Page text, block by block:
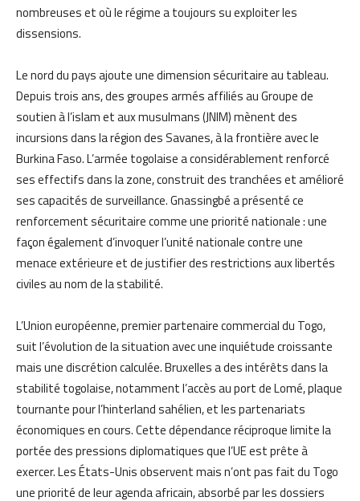
nombreuses et où le régime a toujours su exploiter les
dissensions.
Le nord du pays ajoute une dimension sécuritaire au tableau.
Depuis trois ans, des groupes armés affiliés au Groupe de
soutien à l’islam et aux musulmans (JNIM) mènent des
incursions dans la région des Savanes, à la frontière avec le
Burkina Faso. L’armée togolaise a considérablement renforcé
ses effectifs dans la zone, construit des tranchées et amélioré
ses capacités de surveillance. Gnassingbé a présenté ce
renforcement sécuritaire comme une priorité nationale : une
façon également d’invoquer l’unité nationale contre une
menace extérieure et de justifier des restrictions aux libertés
civiles au nom de la stabilité.
L’Union européenne, premier partenaire commercial du Togo,
suit l’évolution de la situation avec une inquiétude croissante
mais une discrétion calculée. Bruxelles a des intérêts dans la
stabilité togolaise, notamment l’accès au port de Lomé, plaque
tournante pour l’hinterland sahélien, et les partenariats
économiques en cours. Cette dépendance réciproque limite la
portée des pressions diplomatiques que l’UE est prête à
exercer. Les États-Unis observent mais n’ont pas fait du Togo
une priorité de leur agenda africain, absorbé par les dossiers